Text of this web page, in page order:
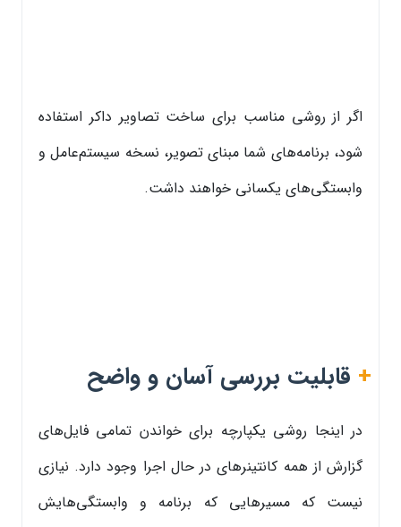
اگر از روشی مناسب برای ساخت تصاویر داکر استفاده
شود، برنامه‌های شما مبنای تصویر، نسخه سیستم‌عامل و
وابستگی‌های یکسانی خواهند داشت.
+ قابلیت بررسی آسان و واضح
در اینجا روشی یکپارچه برای خواندن تمامی فایل‌های
گزارش از همه کانتینرهای در حال اجرا وجود دارد. نیازی
نیست که مسیرهایی که برنامه و وابستگی‌هایش